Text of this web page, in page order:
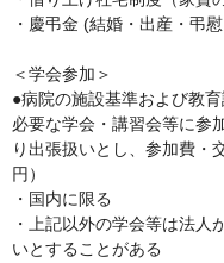
・慶弔金 (結婚・出産・弔
＜学会参加＞
●病院の施設基準および教
必要な学会・講習会等に参
り出張扱いとし、参加費・
円）
・国内に限る
・上記以外の学会等は法人
いとすることがある